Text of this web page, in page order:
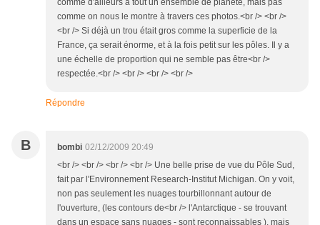
comme on nous le montre à travers ces photos.<br /> <br />
<br /> Si déjà un trou était gros comme la superficie de la
France, ça serait énorme, et à la fois petit sur les pôles. Il y a
une échelle de proportion qui ne semble pas être<br />
respectée.<br /> <br /> <br /> <br />
Répondre
B bombi 02/12/2009 20:49
<br /> <br /> <br /> <br /> Une belle prise de vue du Pôle Sud,
fait par l'Environnement Research-Institut Michigan. On y voit,
non pas seulement les nuages tourbillonnant autour de
l'ouverture, (les contours de<br /> l'Antarctique - se trouvant
dans un espace sans nuages - sont reconnaissables ), mais